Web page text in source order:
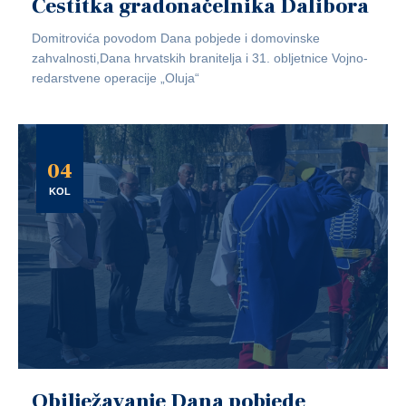
Čestitka gradonačelnika Dalibora
Domitrovića povodom Dana pobjede i domovinske
zahvalnosti,Dana hrvatskih branitelja i 31. obljetnice Vojno-
redarstvene operacije „Oluja“
04
KOL